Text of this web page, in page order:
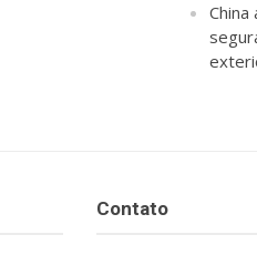
Contato